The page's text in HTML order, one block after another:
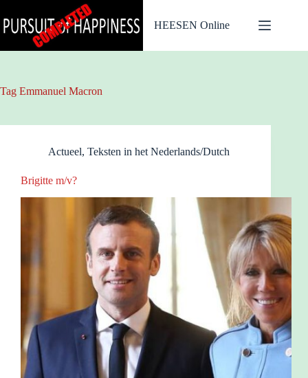
naar
de
HEESEN Online
Tag Emmanuel Macron
Actueel, Teksten in het Nederlands/Dutch
Brigitte m/v?